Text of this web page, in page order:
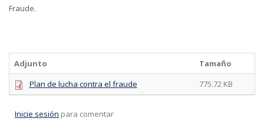
Fraude.
Adjunto
Tamaño
Plan de lucha contra el fraude
775.72 KB
Inicie sesión para comentar